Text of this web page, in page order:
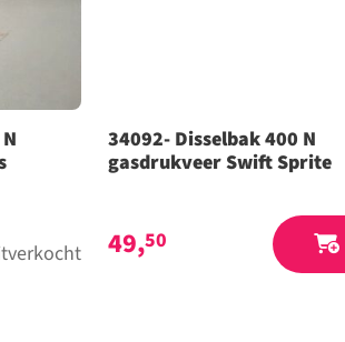
34092- Disselbak 400 N
gasdrukveer Swift Sprite
49,50